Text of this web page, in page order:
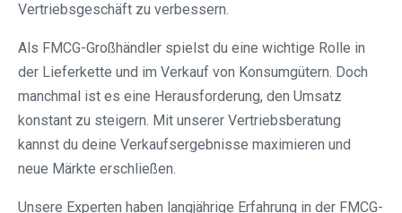
Vertriebsgeschäft zu verbessern.
Als FMCG-Großhändler spielst du eine wichtige Rolle in
der Lieferkette und im Verkauf von Konsumgütern. Doch
manchmal ist es eine Herausforderung, den Umsatz
konstant zu steigern. Mit unserer Vertriebsberatung
kannst du deine Verkaufsergebnisse maximieren und
neue Märkte erschließen.
Unsere Experten haben langjährige Erfahrung in der FMCG-